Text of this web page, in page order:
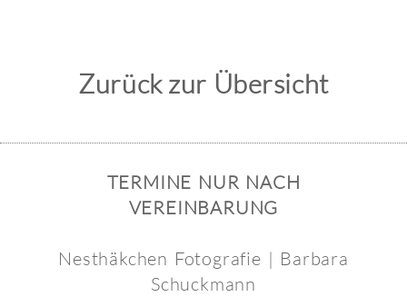
Zurück zur Übersicht
TERMINE NUR NACH
VEREINBARUNG
Nesthäkchen Fotografie | Barbara
Schuckmann